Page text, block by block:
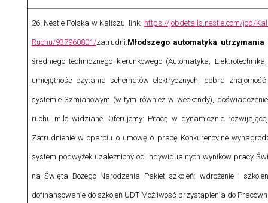
26. Nestle Polska w Kaliszu, link: https://jobdetails.nestle.com/job/
Ruchu/937960801/zatrudni:Młodszego automatyka utrzymania
średniego technicznego kierunkowego (Automatyka,
umiejętność czytania schematów elektrycznych, dobra
systemie 3zmianowym (w tym również w weekendy),
ruchu mile widziane. Oferujemy: Pracę w dynamicznie
Zatrudnienie w oparciu o umowę o pracę Konkurencyjne
system podwyżek uzależniony od indywidualnych wyników pracy
na Święta Bożego Narodzenia Pakiet szkoleń: wdrożenie i
dofinansowanie do szkoleń UDT Możliwość przystąpienia do